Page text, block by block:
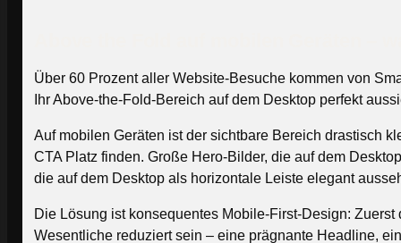
Über 60 Prozent aller Website-Besuche kommen von
Ihr Above-the-Fold-Bereich auf dem Desktop perfekt
Auf mobilen Geräten ist der sichtbare Bereich drastisch
CTA Platz finden. Große Hero-Bilder, die auf dem
die auf dem Desktop als horizontale Leiste elegant
Die Lösung ist konsequentes Mobile-First-Design:
Wesentliche reduziert sein – eine prägnante Headline,